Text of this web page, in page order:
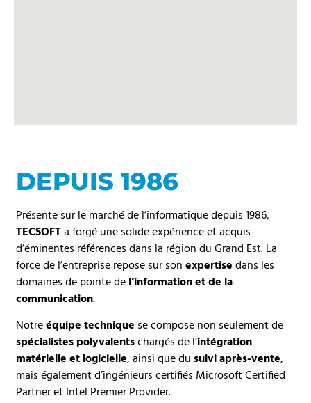
DEPUIS 1986
Présente sur le marché de l’informatique depuis 1986,
TECSOFTa forgé une solide expérience et acquis
d’éminentes références dans la région du Grand Est. La
force de l’entreprise repose sur sonexpertisedans les
domaines de pointe del’information et de la
communication.
Notreéquipe technique se compose non seulement de
spécialistes polyvalentschargés de l’intégration
matérielle et logicielle, ainsi que dusuivi après-vente,
mais également d’ingénieurs certifiés Microsoft Certified
Partner et Intel Premier Provider.